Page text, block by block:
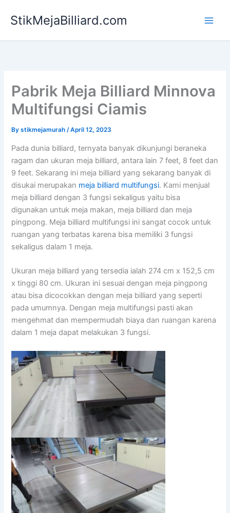
StikMejaBilliard.com
Pabrik Meja Billiard Minnova
Multifungsi Ciamis
Bystikmejamurah/April 12, 2023
Pada dunia billiard, ternyata banyak dikunjungi beraneka
ragam dan ukuran meja billiard, antara lain 7 feet, 8 feet dan
9 feet. Sekarang ini meja billiard yang sekarang banyak di
disukai merupakan meja billiard multifungsi. Kami menjual
meja billiard dengan 3 fungsi sekaligus yaitu bisa
digunakan untuk meja makan, meja billiard dan meja
pingpong. Meja billiard multifungsi ini sangat cocok untuk
ruangan yang terbatas karena bisa memiliki 3 fungsi
sekaligus dalam 1 meja.
Ukuran meja billiard yang tersedia ialah 274 cm x 152,5 cm
x tinggi 80 cm. Ukuran ini sesuai dengan meja pingpong
atau bisa dicocokkan dengan meja billiard yang seperti
pada umumnya. Dengan meja multifungsi pasti akan
mengehmat dan mempermudah biaya dan ruangan karena
dalam 1 meja dapat melakukan 3 fungsi.